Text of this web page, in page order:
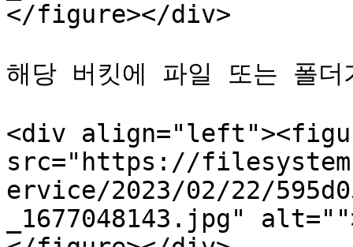
</figure></div>
해당 버킷에 파일 또는 폴
<div
src="https://
ervice/2023/02/22/
_1677048143.jpg"